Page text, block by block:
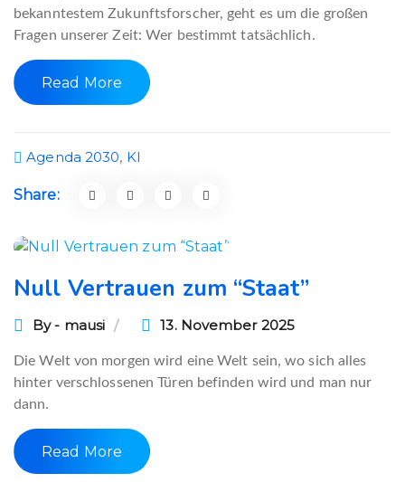
bekanntestem Zukunftsforscher, geht es um die großen
Fragen unserer Zeit: Wer bestimmt tatsächlich.
Read More
Agenda 2030, KI
Share:
Null Vertrauen zum “Staat”
By - mausi 13. November 2025
Die Welt von morgen wird eine Welt sein, wo sich alles
hinter verschlossenen Türen befinden wird und man nur
dann.
Read More